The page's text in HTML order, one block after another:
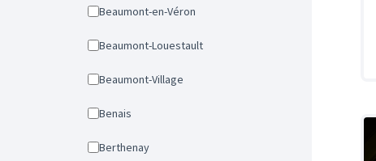
Beaumont-en-Véron
Beaumont-Louestault
Beaumont-Village
Benais
Berthenay